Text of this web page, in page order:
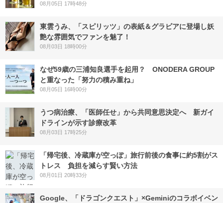
08月05日 17時48分
東雲うみ、「スピリッツ」の表紙＆グラビアに登場し妖
艶な雰囲気でファンを魅了！
08月03日 18時00分
なぜ59歳の三浦知良選手を起用？ ONODERA GROUP
と重なった「努力の積み重ね」
08月05日 16時00分
うつ病治療、「医師任せ」から共同意思決定へ 新ガイ
ドラインが示す診療改革
08月03日 17時25分
「帰宅後、冷蔵庫が空っぽ」旅行前後の食事に約5割がス
トレス 負担を減らす賢い方法
08月01日 20時33分
Google、「ドラゴンクエスト」×Geminiのコラボイベン